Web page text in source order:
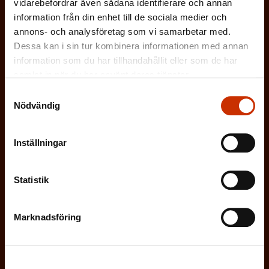
vidarebefordrar även sådana identifierare och annan
information från din enhet till de sociala medier och
annons- och analysföretag som vi samarbetar med.
Dessa kan i sin tur kombinera informationen med annan
information som du har tillhandahållit eller som de har
Nödvändig
Inställningar
Statistik
Marknadsföring
t
)
r
i
s
k
t
o
r
ARBETARSKYDDSFULLMÄKTIG
JOBBAR INOM FACKET
I ÖVRIGT INTRESSERAD AV ARBETSLIVET
Jag godkänner att mina uppgifter sparas och (